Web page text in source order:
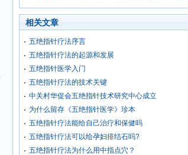
相关文章
五绝指针疗法序言
五绝指针疗法的起源和发展
五绝指针医学入门
五绝指针疗法的技术关键
中关村华促会五绝指针技术研究中心成立
为什么留存《五绝指针医学》珍本
五绝指针疗法能给自己治疗和保健吗
五绝指针疗法可以给孕妇排结石吗?
五绝指针疗法为什么用中指点穴？